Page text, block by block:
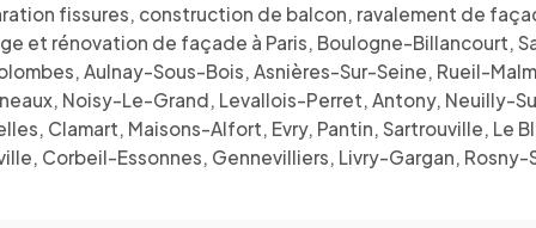
fissures, construction de balcon, ravalement de
et rénovation de façade à Paris, Boulogne-Billancourt,
Aulnay-Sous-Bois, Asnières-Sur-Seine, Rueil-
Noisy-Le-Grand, Levallois-Perret, Antony, Neuilly-
Clamart, Maisons-Alfort, Evry, Pantin, Sartrouville, Le
Corbeil-Essonnes, Gennevilliers, Livry-Gargan,